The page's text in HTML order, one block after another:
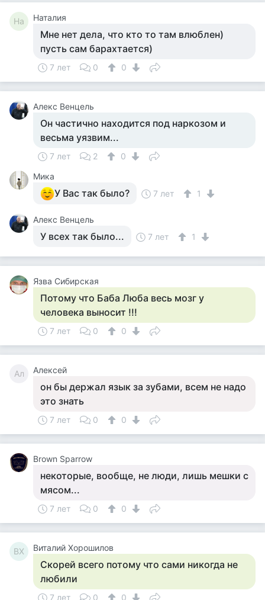
На Наталия
Мне нет дела, что кто то там влюблен)
пусть сам барахтается)
7 лет 0 0
Алекс Венцель
Он частично находится под наркозом и
весьма уязвим...
7 лет 2
0
Мика
У Вас так было? 7 лет 1
Алекс Венцель
У всех так было... 7 лет 1
Язва Сибирская
Потому что Баба Люба весь мозг у
человека выносит !!!
7 лет 0 0
Ал Алексей
он бы держал язык за зубами, всем не надо
это знать
7 лет 0 0
Brown Sparrow
некоторые, вообще, не люди, лишь мешки с
мясом...
7 лет 0 0
ВХ Виталий Хорошилов
Скорей всего потому что сами никогда не
любили
7 лет 0 0